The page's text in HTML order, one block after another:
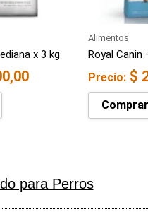
x 3 kg
Alimentos
Royal Canin
Precio: $
para Perros